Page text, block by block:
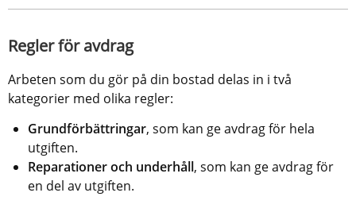
Regler för avdrag
Arbeten som du gör på din bostad delas in i två
kategorier med olika regler:
Grundförbättringar, som kan ge avdrag för hela
utgiften.
Reparationer och underhåll, som kan ge avdrag för
en del av utgiften.